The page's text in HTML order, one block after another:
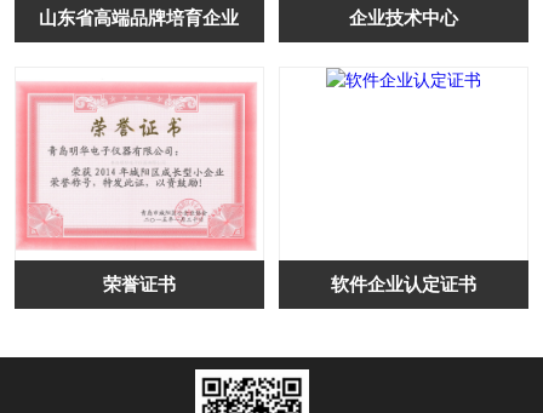
山东省高端品牌培育企业 企业技术中心
荣誉证书 软件企业认定证书